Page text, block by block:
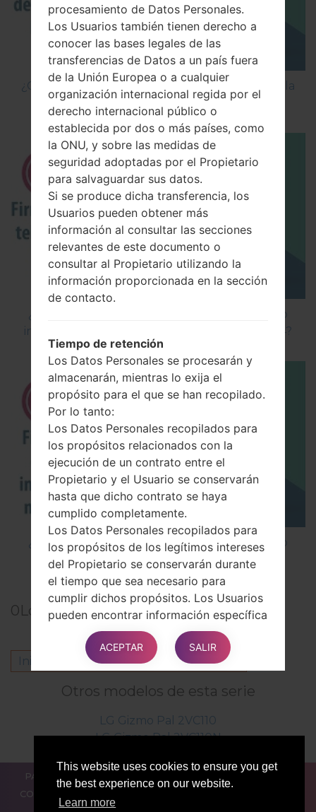
This website uses cookies to ensure you get
the best experience on our website.
Learn more
¿Cómo Activar las Opciones de Desarrollador y la
Depuración USB en LG?
¿Cómo instalar Firmware Oficial en el teléfono
inteligente de LG mediante LG Flash Tool 2014?
¿Cómo instalar Firmware Oficial en el teléfono
inteligente de LG mediante LG UP?
0 Los comentarios
Inicie la sesiónpara dejar su comentario.
Otros modelos de esta serie
LG Gizmo Pal 2VC110
LG Gizmo Pal 2VC110N
PARA LOS BLOGGERS
COMPARAR
CONTACTOS
procesamiento de Datos Personales.
Los Usuarios también tienen derecho a
conocer las bases legales de las
transferencias de Datos a un país fuera
de la Unión Europea o a cualquier
organización internacional regida por el
derecho internacional público o
establecida por dos o más países, como
la ONU, y sobre las medidas de
seguridad adoptadas por el Propietario
para salvaguardar sus datos.
Si se produce dicha transferencia, los
Usuarios pueden obtener más
información al consultar las secciones
relevantes de este documento o
consultar al Propietario utilizando la
información proporcionada en la sección
de contacto.
Tiempo de retención
Los Datos Personales se procesarán y
almacenarán, mientras lo exija el
propósito para el que se han recopilado.
Por lo tanto:
Los Datos Personales recopilados para
los propósitos relacionados con la
ejecución de un contrato entre el
Propietario y el Usuario se conservarán
hasta que dicho contrato se haya
cumplido completamente.
Los Datos Personales recopilados para
los propósitos de los legítimos intereses
del Propietario se conservarán durante
el tiempo que sea necesario para
cumplir dichos propósitos. Los Usuarios
pueden encontrar información específica
sobre los intereses legítimos que
persigue el Propietario en las secciones
relevantes de este documento o
contactando al Propietario.
El Propietario puede conservar los Datos
Personales por un período más
prolongado siempre que el Usuario haya
procesamiento, mientras no se retire
dicho consentimiento. Además, el
Propietario puede estar obligado a
ACEPTAR SALIR